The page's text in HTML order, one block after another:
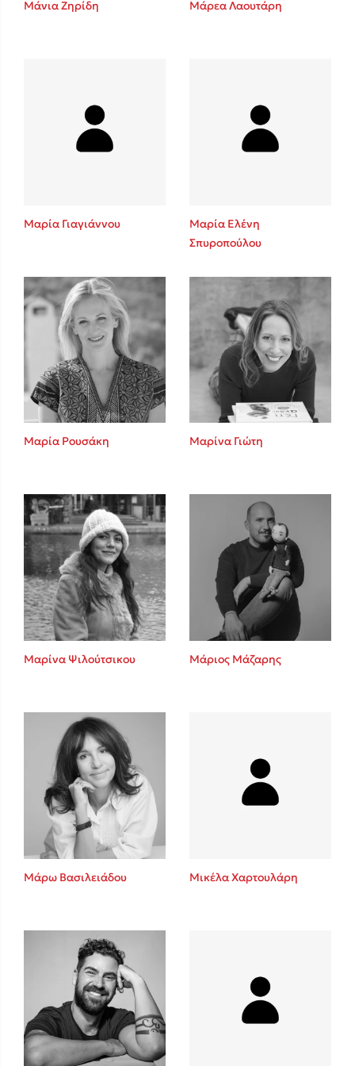
Playlist
Στέφανος Ξενάκης
Το λεξικό της ζωής σου
Κώστας Κρομμύδας
Το λιμάνι μου είσαι εσύ
Ιωάννης Γλωσσόπουλος
Ένας γίγαντας στο σχολείο
Πάνω, κάτω, μπροστά, πίσω
Mel Robbins
Η μέθοδος Αφήστε τους
Δημοφιλείς Συγγραφείς
Φυστίκι ΠουΚυλάει
Παύλος Καστανάς
Μάνια Ζηρίδη Μάρεα Λαουτάρη
Μαρία Γιαγιάννου
Μαρία Ελένη
Σπυροπούλου
Μαρία Ρουσάκη Μαρίνα Γιώτη
Μαρίνα Ψιλούτσικου Μάριος Μάζαρης
Μάρω Βασιλειάδου Μικέλα Χαρτουλάρη